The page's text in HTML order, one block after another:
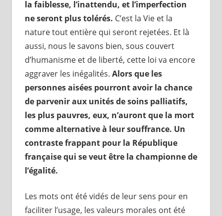
la faiblesse, l’inattendu, et l’imperfection
ne seront plus tolérés. C’est la Vie et la
nature tout entière qui seront rejetées. Et là
aussi, nous le savons bien, sous couvert
d’humanisme et de liberté, cette loi va encore
aggraver les inégalités. Alors que les
personnes aisées pourront avoir la chance
de parvenir aux unités de soins palliatifs,
les plus pauvres, eux, n’auront que la mort
comme alternative à leur souffrance. Un
contraste frappant pour la République
française qui se veut être la championne de
l’égalité.
Les mots ont été vidés de leur sens pour en
faciliter l’usage, les valeurs morales ont été